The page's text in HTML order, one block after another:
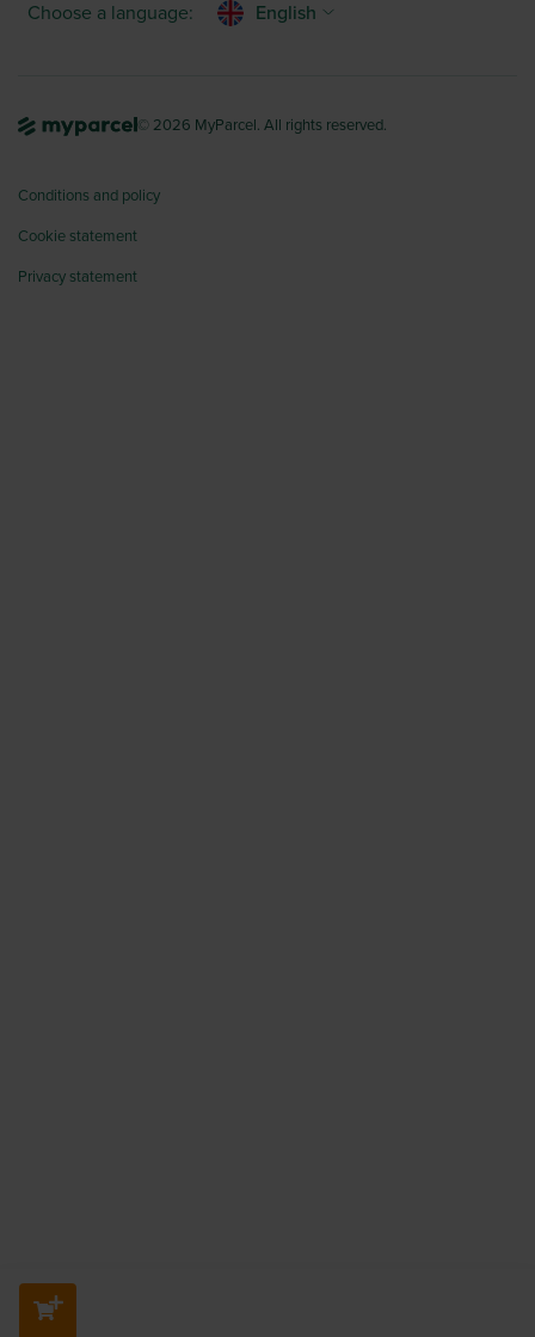
Choose a language: English
© 2026 MyParcel. All rights reserved.
Conditions and policy
Cookie statement
Privacy statement